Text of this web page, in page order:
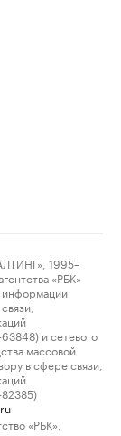
1995–
«РБК»
информации
и сетевого
массовой
в сфере связи,
«РБК».